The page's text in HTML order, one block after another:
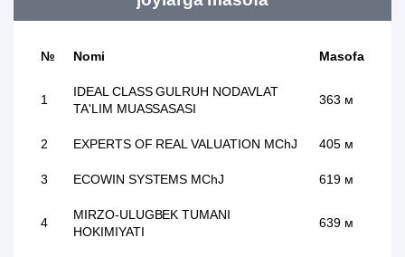
№ Nomi Masofa
1
IDEAL CLASS GULRUH NODAVLAT
TA'LIM MUASSASASI
363 м
2 EXPERTS OF REAL VALUATION MChJ 405 м
3 ECOWIN SYSTEMS MChJ 619 м
4
MIRZO-ULUGBEK TUMANI
HOKIMIYATI
639 м